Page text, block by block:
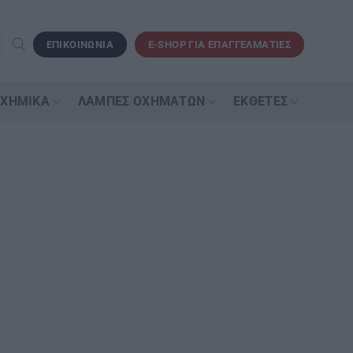
ΕΠΙΚΟΙΝΩΝΙΑ E-SHOP ΓΙΑ ΕΠΑΓΓΕΛΜΑΤΙΕΣ
ΛΆΜΠΕΣ ΟΧΗΜΆΤΩΝ ΕΚΘΈΤΕΣ